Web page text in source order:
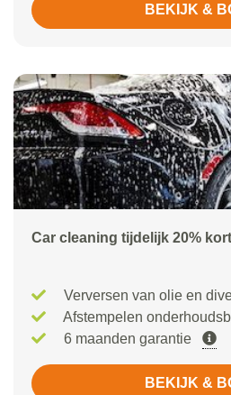
BEKIJK &
Car cleaning tijdelijk 20%
Verversen van olie en
Afstempelen
6 maanden garantie
BEKIJK &